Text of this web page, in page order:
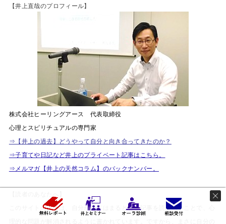
【井上直哉のプロフィール】
株式会社ヒーリングアース 代表取締役
心理とスピリチュアルの専門家
⇒【井上の過去】どうやって自分と向き合ってきたのか？
⇒子育てや日記など井上のプライベート記事はこちら。
⇒メルマガ【井上の天然コラム】のバックナンバー。
このサイトの記事は、自分が当てはまると思う記事を読み返すことで、心